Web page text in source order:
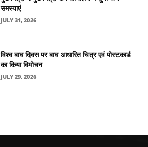
समस्याएं
JULY 31, 2026
विश्व बाघ दिवस पर बाघ आधारित चित्र एवं पोस्टकार्ड
का किया विमोचन
JULY 29, 2026